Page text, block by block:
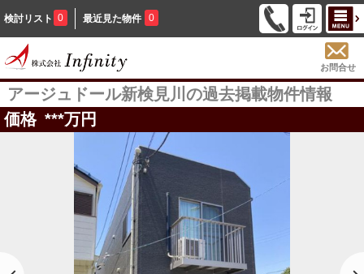
検討リスト 0 最近見た物件 0
お問合せ
アージュドール新検見川の過去掲載物件情報
価格 ***万円